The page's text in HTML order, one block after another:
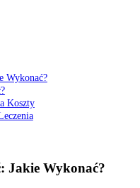
Wykonać?
Koszty
Jakie Wykonać?